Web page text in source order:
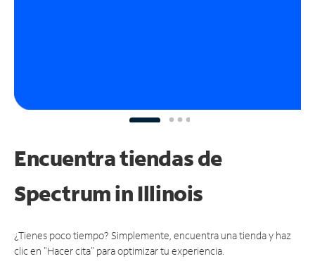
Encuentra tiendas de
Spectrumin Illinois
¿Tienes poco tiempo? Simplemente, encuentra una tienda y haz
clic en "Hacer cita" para optimizar tu experiencia.